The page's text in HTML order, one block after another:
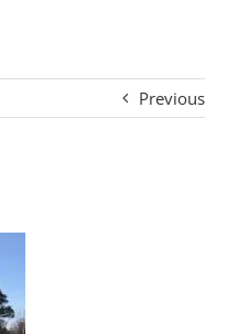
Previous